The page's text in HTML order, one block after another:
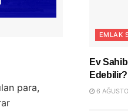
para,
EMLAK
Ev
Edebilir?
6